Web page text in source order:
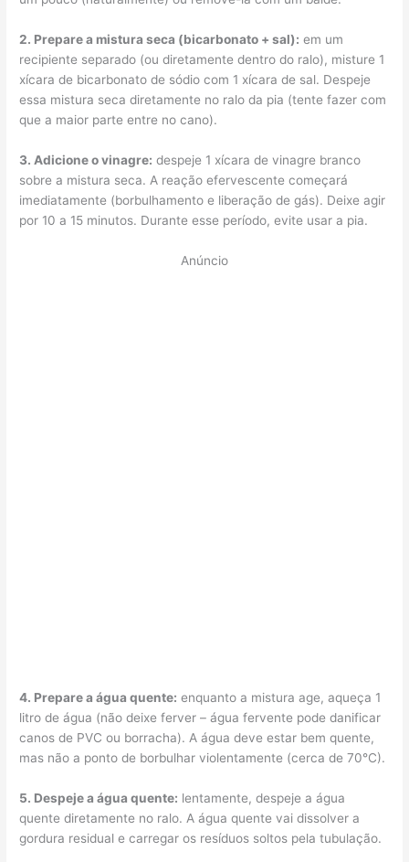
2. Prepare a mistura seca (bicarbonato + sal): em um
recipiente separado (ou diretamente dentro do ralo), misture 1
xícara de bicarbonato de sódio com 1 xícara de sal. Despeje
essa mistura seca diretamente no ralo da pia (tente fazer com
que a maior parte entre no cano).
3. Adicione o vinagre: despeje 1 xícara de vinagre branco
sobre a mistura seca. A reação efervescente começará
imediatamente (borbulhamento e liberação de gás). Deixe agir
por 10 a 15 minutos. Durante esse período, evite usar a pia.
Anúncio
4. Prepare a água quente: enquanto a mistura age, aqueça 1
litro de água (não deixe ferver – água fervente pode danificar
canos de PVC ou borracha). A água deve estar bem quente,
mas não a ponto de borbulhar violentamente (cerca de 70°C).
5. Despeje a água quente: lentamente, despeje a água
quente diretamente no ralo. A água quente vai dissolver a
gordura residual e carregar os resíduos soltos pela tubulação.